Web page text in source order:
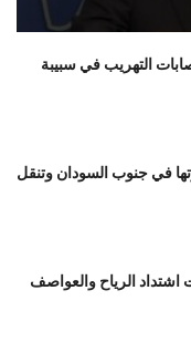
التهريب في سبيبة
في جنوب السودان وتنقل
الرياح والعواصف